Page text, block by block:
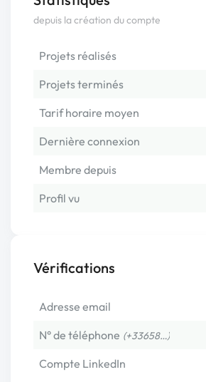
depuis la création du compte
Projets réalisés
Projets terminés
Tarif horaire moyen
Dernière connexion
Membre depuis
Profil vu
Vérifications
Adresse email
N° de téléphone (+33658…)
Compte LinkedIn